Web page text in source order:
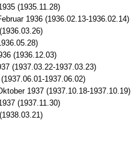
(1935.11.28)
1936 (1936.02.13-1936.02.14)
(1936.12.03)
(1937.03.22-1937.03.23)
1937.06.02)
1937 (1937.10.18-1937.10.19)
(1937.11.30)